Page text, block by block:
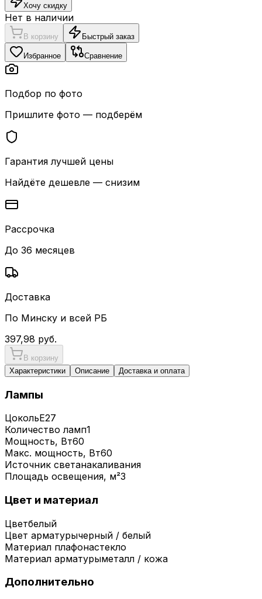
Хочу скидку
Нет в наличии
В корзину Быстрый заказ
Избранное Сравнение
Подбор по фото
Пришлите фото — подберём
Гарантия лучшей цены
Найдёте дешевле — снизим
Рассрочка
До 36 месяцев
Доставка
По Минску и всей РБ
397,98 руб.
В корзину
Характеристики
Описание Доставка и оплата
Лампы
ЦокольE27
Количество ламп1
Мощность, Вт60
Макс. мощность, Вт60
Источник светанакаливания
Площадь освещения, м²3
Цвет и материал
Цветбелый
Цвет арматурычерный / белый
Материал плафонастекло
Материал арматурыметалл / кожа
Дополнительно